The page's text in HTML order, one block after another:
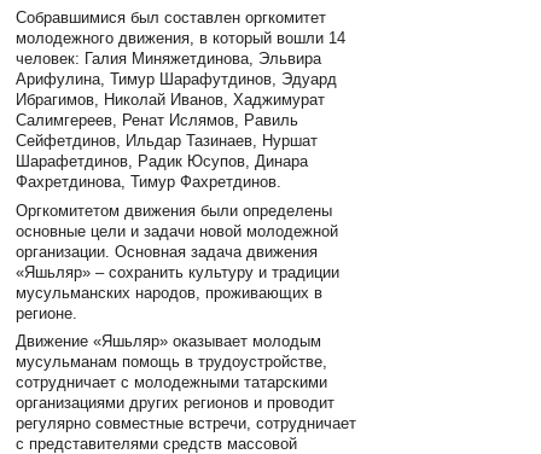
Собравшимися был составлен оргкомитет
молодежного движения, в который вошли 14
человек: Галия Миняжетдинова, Эльвира
Арифулина, Тимур Шарафутдинов, Эдуард
Ибрагимов, Николай Иванов, Хаджимурат
Салимгереев, Ренат Ислямов, Равиль
Сейфетдинов, Ильдар Тазинаев, Нуршат
Шарафетдинов, Радик Юсупов, Динара
Фахретдинова, Тимур Фахретдинов.
Оргкомитетом движения были определены
основные цели и задачи новой молодежной
организации. Основная задача движения
«Яшьляр» – сохранить культуру и традиции
мусульманских народов, проживающих в
регионе.
Движение «Яшьляр» оказывает молодым
мусульманам помощь в трудоустройстве,
сотрудничает с молодежными татарскими
организациями других регионов и проводит
регулярно совместные встречи, сотрудничает
с представителями средств массовой